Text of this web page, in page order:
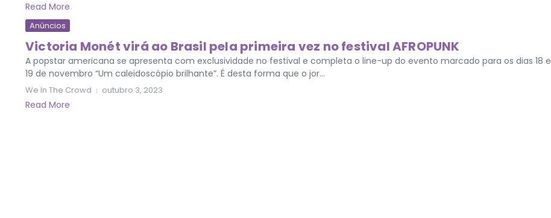
Read More
Anúncios
Victoria Monét virá ao Brasil pela primeira vez no festival AFROPUNK
A popstar americana se apresenta com exclusividade no festival e completa o line-up do evento marcado para os dias 18 e
19 de novembro “Um caleidoscópio brilhante”. É desta forma que o jor...
We In The Crowd outubro 3, 2023
Read More